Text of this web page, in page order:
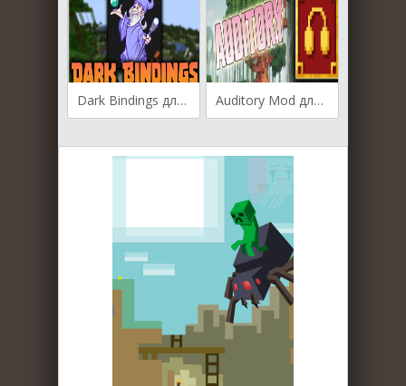
Dark Bindings для Майнкрафт [1.20.1, 1.20, 1.19.4] Auditory Mod для Майнкрафт [1.19.3, 1.19.2, 1.19]